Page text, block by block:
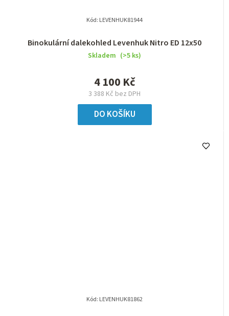
Binokulární dalekohled Levenhuk Nitro ED 12x50
Skladem (>5 ks)
3 388 Kč bez DPH
4 100 Kč
DO KOŠÍKU
Kód: LEVENHUK81944
Kód: LEVENHUK81862